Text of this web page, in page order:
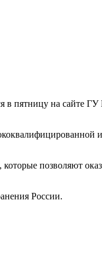
в пятницу на сайте
и
позволяют
России.